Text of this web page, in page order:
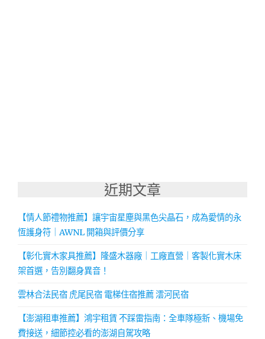
近期文章
【情人節禮物推薦】讓宇宙星塵與黑色尖晶石，成為愛情的永
恆護身符｜AWNL 開箱與評價分享
【彰化實木家具推薦】隆盛木器廠｜工廠直營｜客製化實木床
架首選，告別翻身異音！
雲林合法民宿 虎尾民宿 電梯住宿推薦 澐河民宿
【澎湖租車推薦】鴻宇租賃 不踩雷指南：全車隊極新、機場免
費接送，細節控必看的澎湖自駕攻略